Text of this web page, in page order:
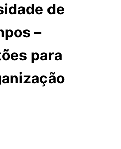
de
–
para